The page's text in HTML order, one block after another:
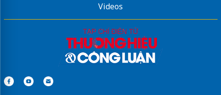
lặn ngắm san hô đà nẵnggiá rẻ
legoland malaysia
Videos